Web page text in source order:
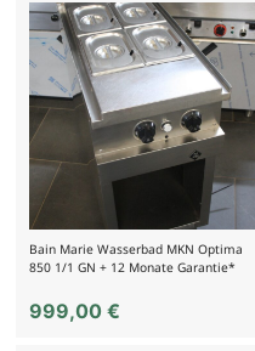
Bain Marie Wasserbad MKN Optima
850 1/1 GN + 12 Monate Garantie*
999,00 €